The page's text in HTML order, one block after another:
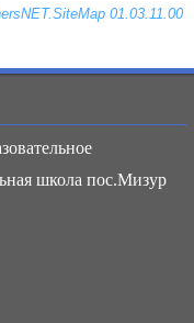
01.03.11.00
школа пос.Мизур